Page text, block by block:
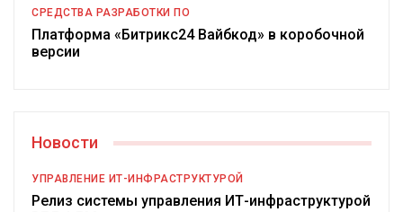
СРЕДСТВА РАЗРАБОТКИ ПО
Платформа «Битрикс24 Вайбкод» в коробочной
версии
Новости
УПРАВЛЕНИЕ ИТ-ИНФРАСТРУКТУРОЙ
Релиз системы управления ИТ-инфраструктурой